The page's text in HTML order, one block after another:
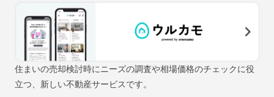
住まいの売却検討時にニーズの調査や相場価格のチェックに役
立つ、新しい不動産サービスです。